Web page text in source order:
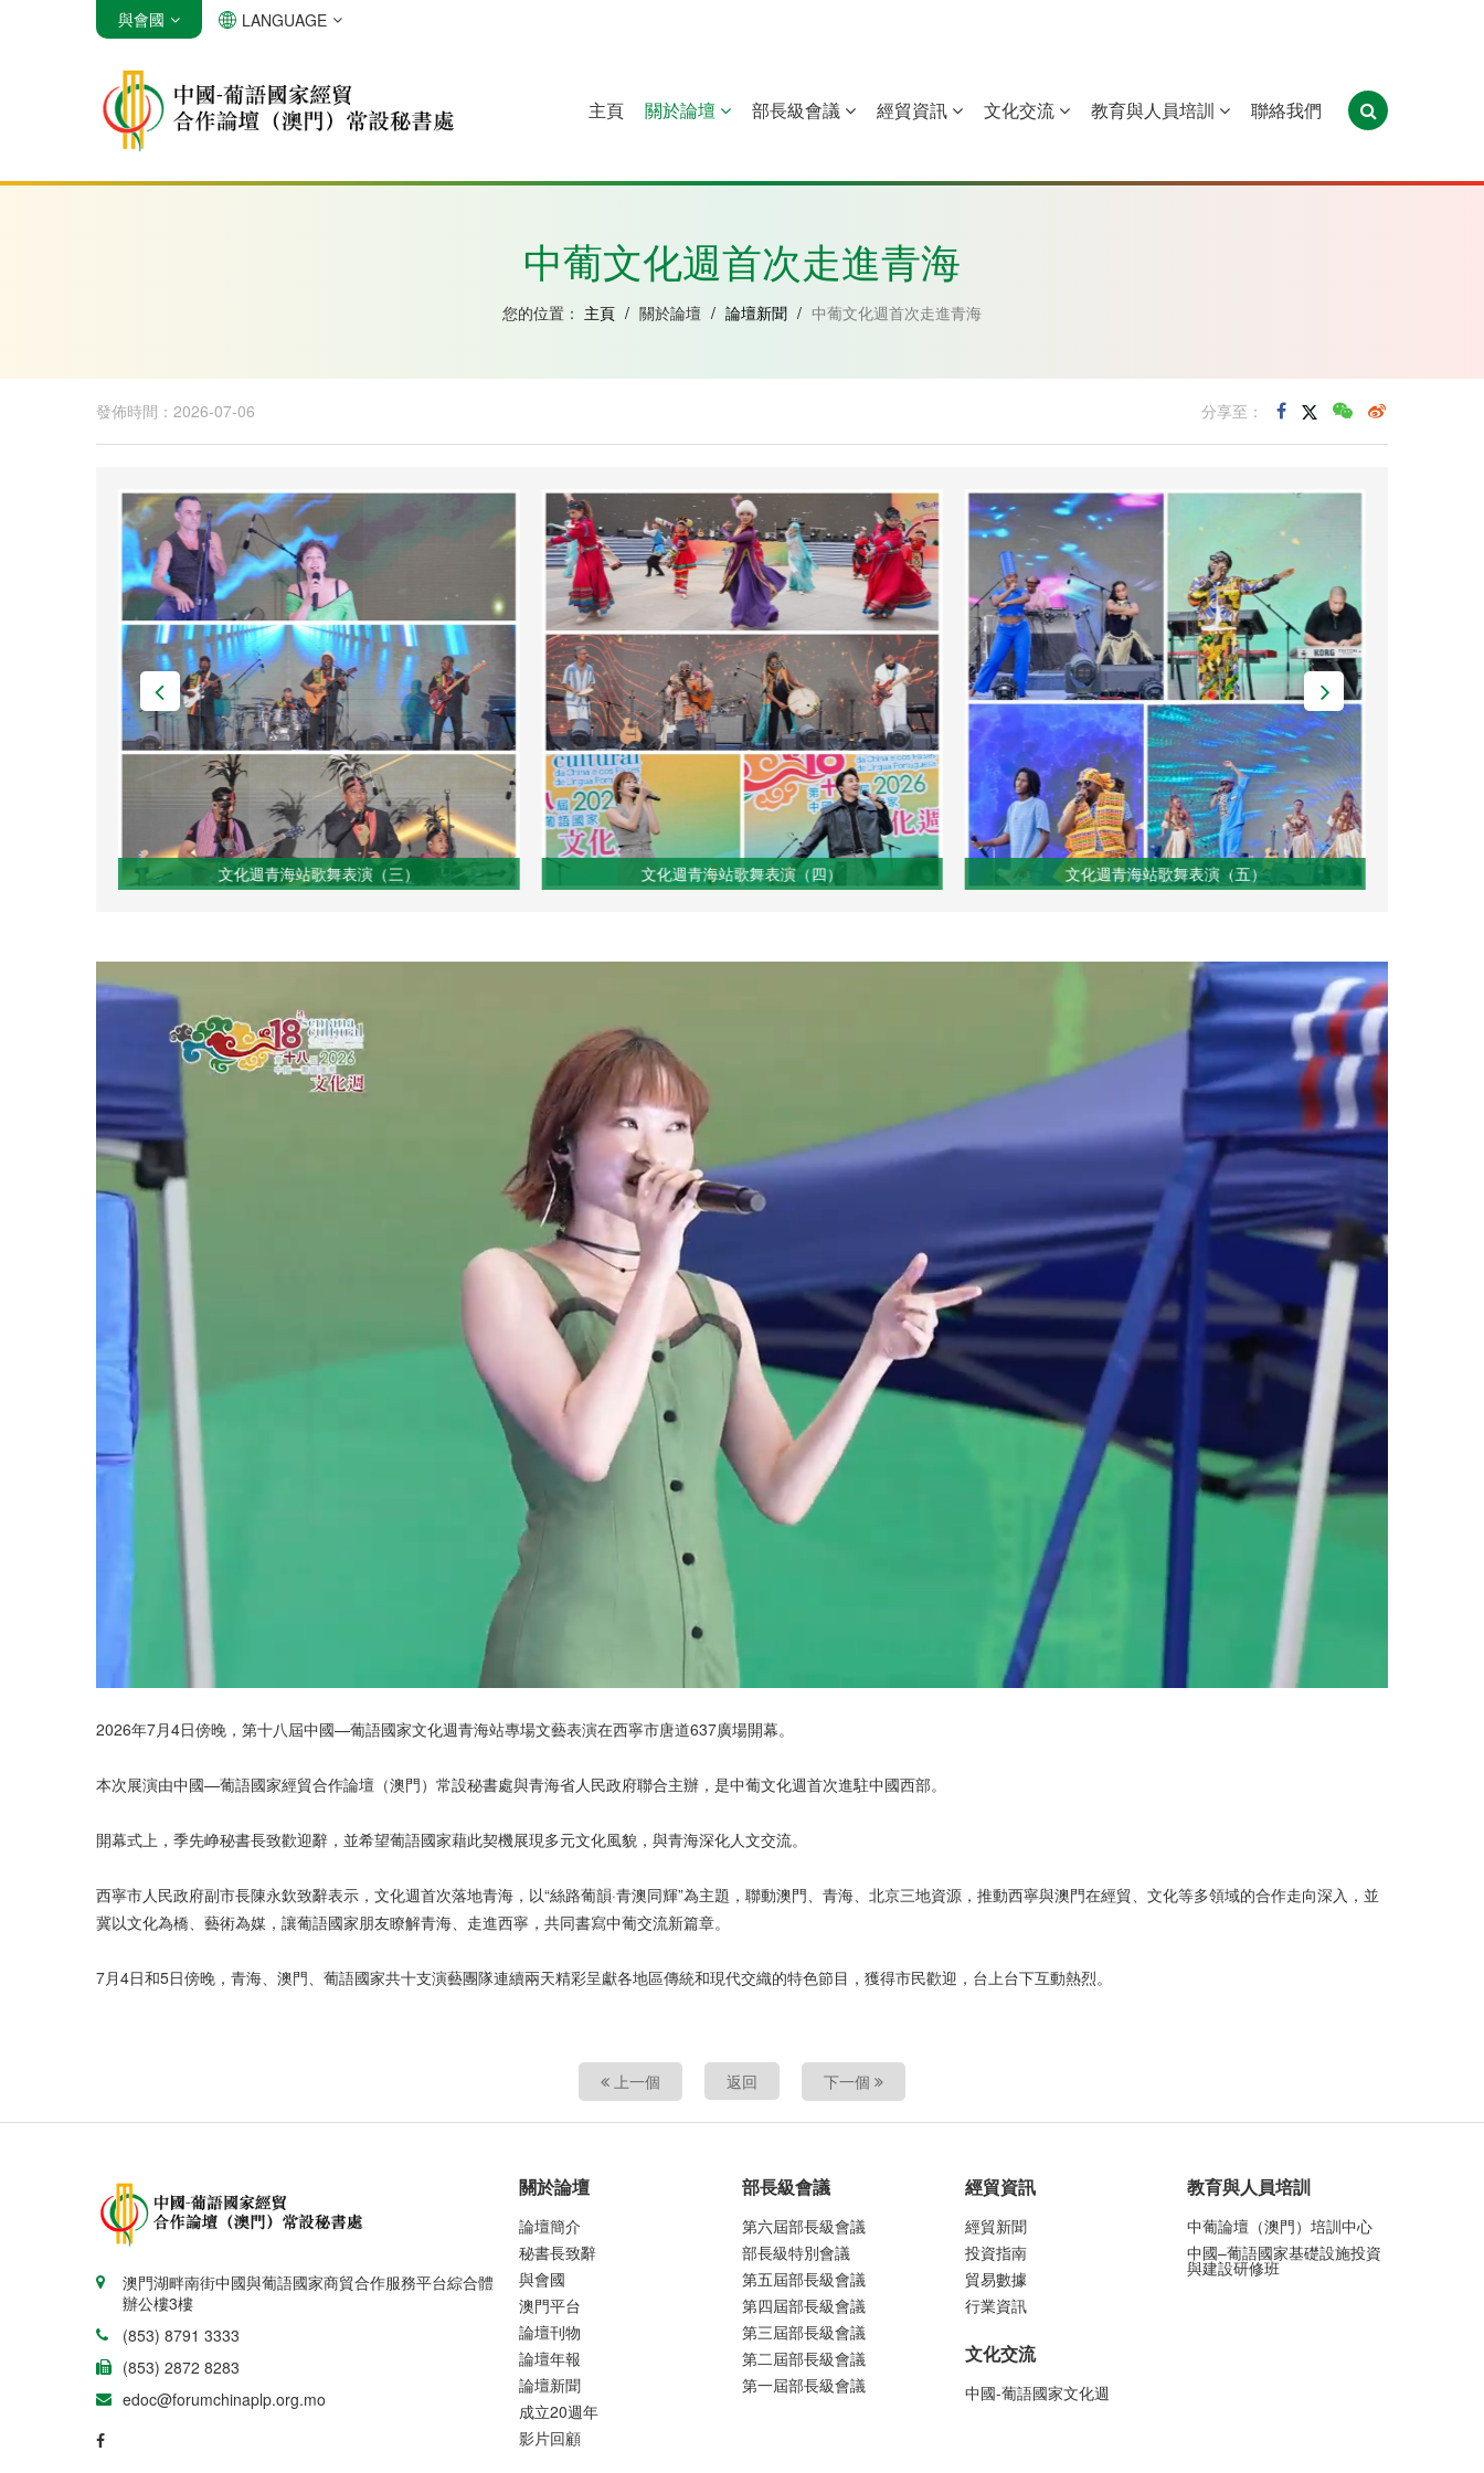
安哥拉 巴西 佛得角 幾內亞比紹 赤道幾內亞 莫桑比克 葡萄牙 聖多美和普林西比 東帝汶
與會國 LANGUAGE
主頁 關於論壇 部長級會議 經貿資訊 文化交流 教育與人員培訓 聯絡我們
中葡文化週首次走進青海
您的位置： 主頁 / 關於論壇 / 論壇新聞 / 中葡文化週首次走進青海
發佈時間：2026-07-06 分享至：
文化週青海站歌舞表演（四） 文化週青海站歌舞表演（五） 文化週青海站歌舞表演（六）
2026年7月4日傍晚，第十八屆中國—葡語國家文化週青海站專場文藝表演在西寧市唐道637廣場開幕。
本次展演由中國—葡語國家經貿合作論壇（澳門）常設秘書處與青海省人民政府聯合主辦，是中葡文化週首次進駐中國西部。
開幕式上，季先峥秘書長致歡迎辭，並希望葡語國家藉此契機展現多元文化風貌，與青海深化人文交流。
西寧市人民政府副市長陳永欽致辭表示，文化週首次落地青海，以“絲路葡韻·青澳同輝”為主題，聯動澳門、青海、北京三地資源，推動西寧與澳門在經貿、文化等多領域的合作走向深入，並
冀以文化為橋、藝術為媒，讓葡語國家朋友瞭解青海、走進西寧，共同書寫中葡交流新篇章。
7月4日和5日傍晚，青海、澳門、葡語國家共十支演藝團隊連續兩天精彩呈獻各地區傳統和現代交織的特色節目，獲得市民歡迎，台上台下互動熱烈。
上一個 返回 下一個
澳門湖畔南街中國與葡語國家商貿合作服務平台綜合體
辦公樓3樓
(853) 8791 3333
(853) 2872 8283
edoc@forumchinaplp.org.mo
關於論壇
論壇簡介
秘書長致辭
與會國
澳門平台
論壇刊物
論壇年報
論壇新聞
成立20週年
影片回顧
部長級會議
第六屆部長級會議
部長級特別會議
第五屆部長級會議
第四屆部長級會議
第三屆部長級會議
第二屆部長級會議
第一屆部長級會議
經貿資訊
經貿新聞
投資指南
貿易數據
行業資訊
文化交流
中國-葡語國家文化週
教育與人員培訓
中葡論壇（澳門）培訓中心
中國–葡語國家基礎設施投資
與建設研修班